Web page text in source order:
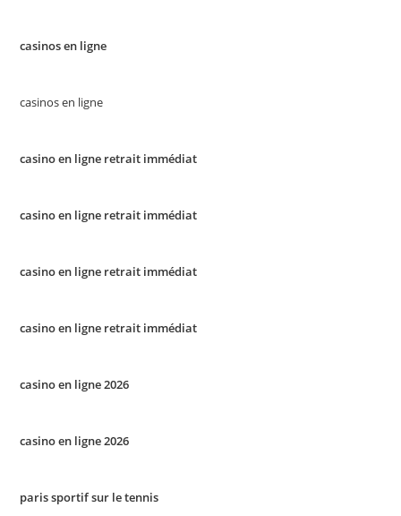
casinos en ligne
casinos en ligne
casino en ligne retrait immédiat
casino en ligne retrait immédiat
casino en ligne retrait immédiat
casino en ligne retrait immédiat
casino en ligne 2026
casino en ligne 2026
paris sportif sur le tennis